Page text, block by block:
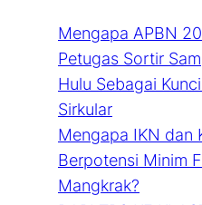
Mengapa APBN
Petugas Sortir
Hulu Sebagai
Sirkular
Mengapa IKN dan
Berpotensi Minim
Mangkrak?